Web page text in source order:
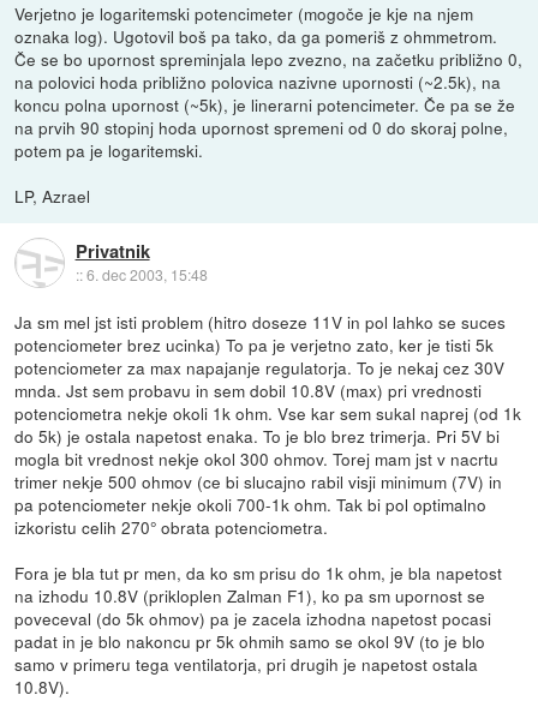
Verjetno je logaritemski potencimeter (mogoče je kje na njem
oznaka log). Ugotovil boš pa tako, da ga pomeriš z ohmmetrom.
Če se bo upornost spreminjala lepo zvezno, na začetku približno 0,
na polovici hoda približno polovica nazivne upornosti (~2.5k), na
koncu polna upornost (~5k), je linerarni potencimeter. Če pa se že
na prvih 90 stopinj hoda upornost spremeni od 0 do skoraj polne,
potem pa je logaritemski.
LP, Azrael
Privatnik
::6. dec 2003, 15:48
Ja sm mel jst isti problem (hitro doseze 11V in pol lahko se suces
potenciometer brez ucinka) To pa je verjetno zato, ker je tisti 5k
potenciometer za max napajanje regulatorja. To je nekaj cez 30V
mnda. Jst sem probavu in sem dobil 10.8V (max) pri vrednosti
potenciometra nekje okoli 1k ohm. Vse kar sem sukal naprej (od 1k
do 5k) je ostala napetost enaka. To je blo brez trimerja. Pri 5V bi
mogla bit vrednost nekje okol 300 ohmov. Torej mam jst v nacrtu
trimer nekje 500 ohmov (ce bi slucajno rabil visji minimum (7V) in
pa potenciometer nekje okoli 700-1k ohm. Tak bi pol optimalno
izkoristu celih 270° obrata potenciometra.
Fora je bla tut pr men, da ko sm prisu do 1k ohm, je bla napetost
na izhodu 10.8V (prikloplen Zalman F1), ko pa sm upornost se
poveceval (do 5k ohmov) pa je zacela izhodna napetost pocasi
padat in je blo nakoncu pr 5k ohmih samo se okol 9V (to je blo
samo v primeru tega ventilatorja, pri drugih je napetost ostala
10.8V).